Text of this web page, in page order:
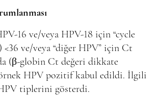
16 ve/veya HPV-18 için “cycle
<36 ve/veya “diğer HPV” için Ct
(β-globin Ct değeri dikkate
örnek HPV pozitif kabul edildi. İlgili
tiplerini gösterdi.